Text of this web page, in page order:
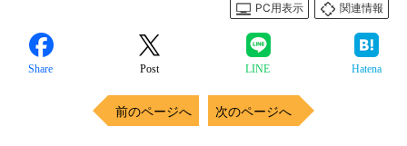
PC用表示
関連情報
Share Post LINE Hatena
前のページへ 次のページへ